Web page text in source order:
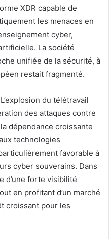
XDR capable de
les menaces en
cyber,
La société
unifiée de la sécurité, à
restait fragmenté.
du télétravail
des attaques contre
dépendance croissante
technologies
favorable à
cyber souverains. Dans
d’une forte visibilité
en profitant d’un marché
croissant pour les